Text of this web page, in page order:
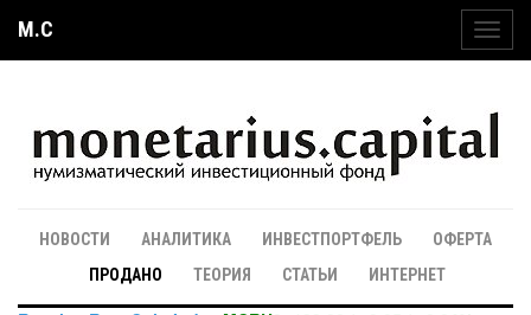
M.C
НОВОСТИ АНАЛИТИКА ИНВЕСТПОРТФЕЛЬ
ОФЕРТА
ПРОДАНО
ТЕОРИЯ СТАТЬИ ИНТЕРНЕТ